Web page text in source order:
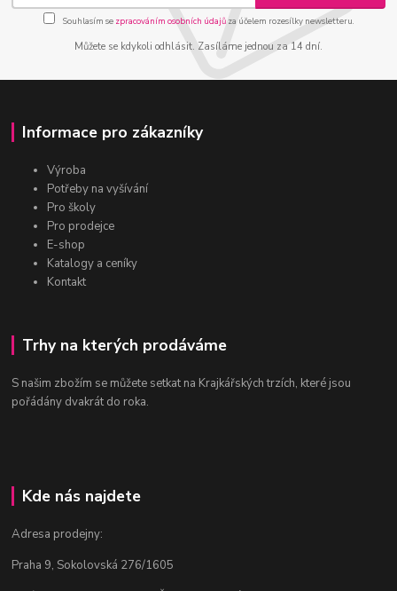
Souhlasím se zpracováním osobních údajůza účelem rozesílky newsletteru.
Můžete se kdykoli odhlásit. Zasíláme jednou za 14 dní.
Informace pro zákazníky
Výroba
Potřeby na vyšívání
Pro školy
Pro prodejce
E-shop
Katalogy a ceníky
Kontakt
Trhy na kterých prodáváme
S našim zbožím se můžete setkat na Krajkářských trzích, které jsou
pořádány dvakrát do roka.
Kde nás najdete
Adresa prodejny:
Praha 9, Sokolovská 276/1605